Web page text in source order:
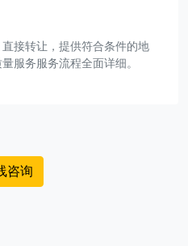
接转让，提供符合条件的地
服务服务流程全面详细。
咨询